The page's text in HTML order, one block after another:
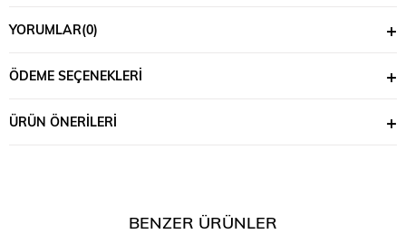
YORUMLAR(0)
ÖDEME SEÇENEKLERI
ÜRÜN ÖNERILERI
BENZER ÜRÜNLER